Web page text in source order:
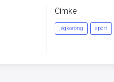
Címke
jégkorong sport